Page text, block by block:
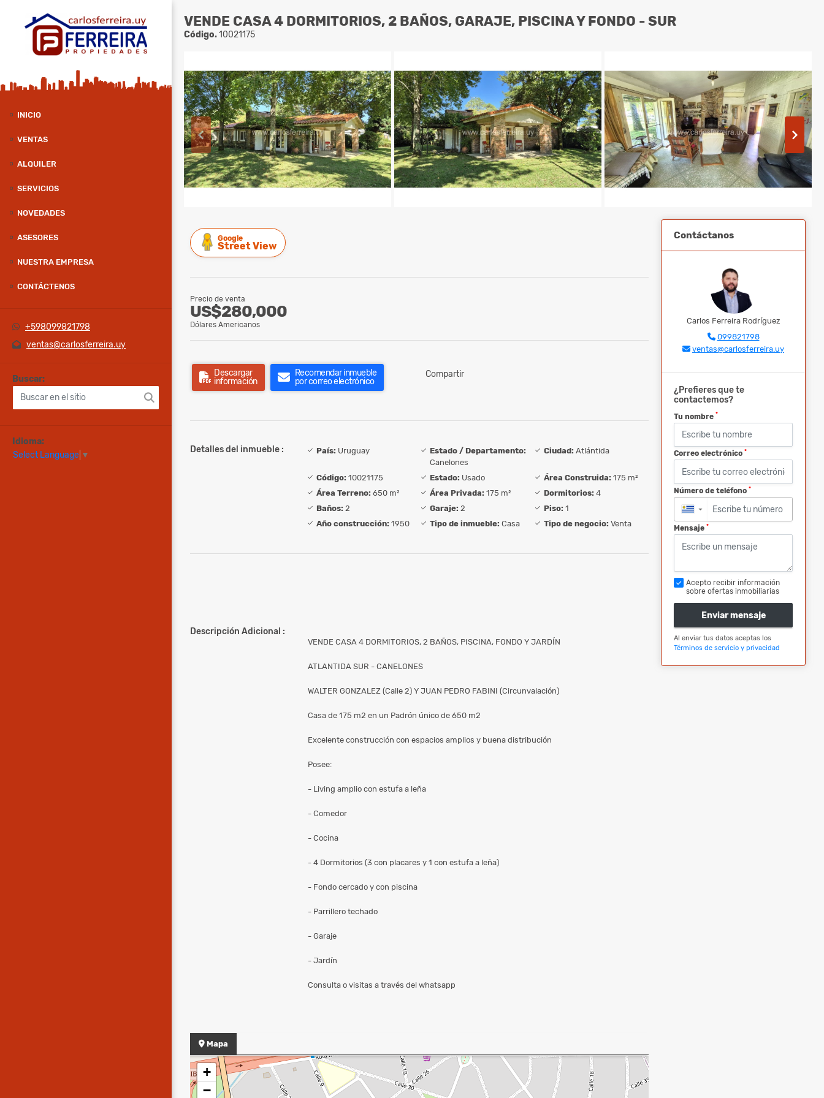
INICIO
VENTAS
ALQUILER
SERVICIOS
NOVEDADES
ASESORES
NUESTRA EMPRESA
CONTÁCTENOS
+598099821798
ventas@carlosferreira.uy
Buscar:
Idioma:
Select Language ▼
VENDE CASA 4 DORMITORIOS, 2 BAÑOS, GARAJE, PISCINA Y FONDO - SUR
Código.10021175
Google
Street View
Precio de venta
US$280,000
Dólares Americanos
Descargar
información
Recomendar inmueble
por correo electrónico
Compartir
Detalles del inmueble : País: Uruguay
Estado / Departamento:
Canelones
Ciudad: Atlántida
Código: 10021175 Estado: Usado Área Construida: 175 m²
Área Terreno: 650 m² Área Privada: 175 m² Dormitorios: 4
Baños: 2 Garaje: 2 Piso: 1
Año construcción: 1950 Tipo de inmueble: Casa Tipo de negocio: Venta
Descripción Adicional :
VENDE CASA 4 DORMITORIOS, 2 BAÑOS, PISCINA, FONDO Y JARDÍN
ATLANTIDA SUR - CANELONES
WALTER GONZALEZ (Calle 2) Y JUAN PEDRO FABINI (Circunvalación)
Casa de 175 m2 en un Padrón único de 650 m2
Excelente construcción con espacios amplios y buena distribución
Posee:
- Living amplio con estufa a leña
- Comedor
- Cocina
- 4 Dormitorios (3 con placares y 1 con estufa a leña)
- Fondo cercado y con piscina
- Parrillero techado
- Garaje
- Jardín
Consulta o visitas a través del whatsapp
Mapa
+
−
Contáctanos
Carlos Ferreira Rodríguez
099821798
ventas@carlosferreira.uy
¿Prefieres que te
contactemos?
Tu nombre *
Correo electrónico *
Número de teléfono *
▼
Mensaje *
Acepto recibir información
sobre ofertas inmobiliarias
Enviar mensaje
Al enviar tus datos aceptas los
Términos de servicio y privacidad